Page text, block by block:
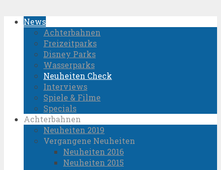
News
Achterbahnen
Freizeitparks
Disney Parks
Wasserparks
Neuheiten Check
Interviews
Spiele & Filme
Specials
Achterbahnen
Neuheiten 2019
Vergangene Neuheiten
Neuheiten 2016
Neuheiten 2015